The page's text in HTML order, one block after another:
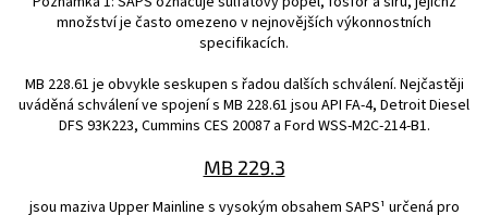
množství je často omezeno v nejnovějších výkonnostních
specifikacích.
MB 228.61 je obvykle seskupen s řadou dalších schválení. Nejčastěji
uváděná schválení ve spojení s MB 228.61 jsou API FA-4, Detroit Diesel
DFS 93K223, Cummins CES 20087 a Ford WSS-M2C-214-B1.
MB 229.3
jsou maziva Upper Mainline s vysokým obsahem SAPS¹ určená pro